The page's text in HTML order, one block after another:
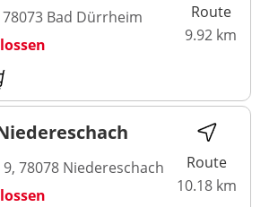
Bad Dürrheim
Route
9.92 km
78078 Niedereschach
Route
10.18 km